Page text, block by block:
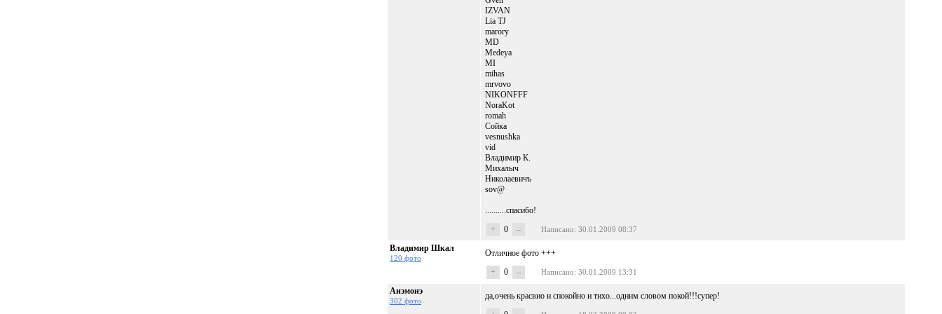
IZVAN
Lia TJ
marory
MD
Medeya
MI
mihas
mrvovo
NIKONFFF
NoraKot
romah
Сойка
vesnushka
vid
Владимир К.
Михалыч
Николаевичъ
sov@
..........спасибо!
+
0 – Написано: 30.01.2009 08:37
Владимир Шкал
120 фото
Отличное фото +++
+
0 – Написано: 30.01.2009 13:31
Анэмонэ
302 фото
да,очень красвио и спокойно и тихо...одним словом покой!!!супер!